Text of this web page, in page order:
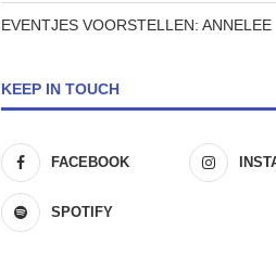
EVENTJES VOORSTELLEN: ANNELEE
KEEP IN TOUCH
FACEBOOK
SPOTIFY